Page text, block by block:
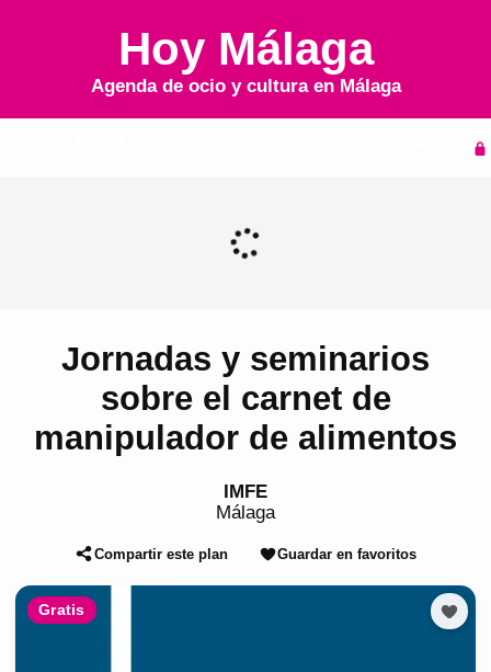
Hoy Málaga
Agenda de ocio y cultura en Málaga
Jornadas y seminarios
sobre el carnet de
manipulador de alimentos
IMFE
Málaga
Compartir este plan Guardar en favoritos
Gratis